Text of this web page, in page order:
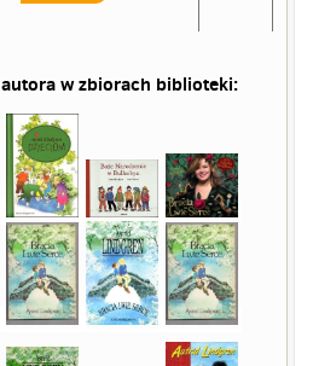
w zbiorach biblioteki: